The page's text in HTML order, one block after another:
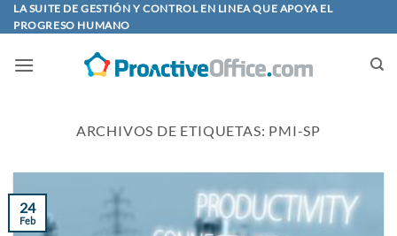
Saltar
al
LA SUITE DE GESTIÓN Y CONTROL EN LINEA QUE APOYA EL
PROGRESO HUMANO
ARCHIVOS DE ETIQUETAS: PMI-SP
24
Feb